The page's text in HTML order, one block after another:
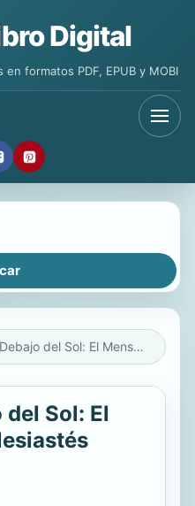
Digital
formatos PDF, EPUB y MOBI
La Vida Debajo del Sol: El Mensaje de Eclesiastés
del Sol: El